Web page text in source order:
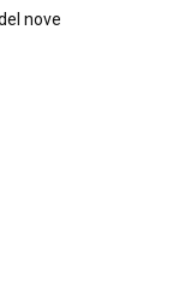
nove